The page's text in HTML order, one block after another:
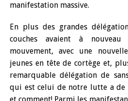
manifestation massive.
En plus des grandes
couches avaient à
mouvement, avec une
jeunes en tête de cortège et,
remarquable délégation de
qui est celui de notre lutte a de